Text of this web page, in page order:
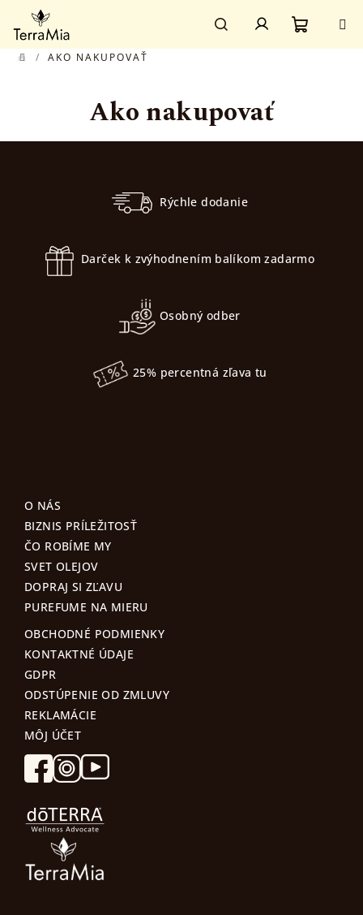
obsah
Hľadať
Prihlásenie
DOMOV
/ AKO NAKUPOVAŤ
Ako nakupovať
Rýchle dodanie
Darček k zvýhodnením balíkom zadarmo
Osobný odber
25% percentná zľava tu
O NÁS
BIZNIS PRÍLEŽITOSŤ
ČO ROBÍME MY
SVET OLEJOV
DOPRAJ SI ZĽAVU
PUREFUME NA MIERU
OBCHODNÉ PODMIENKY
KONTAKTNÉ ÚDAJE
GDPR
ODSTÚPENIE OD ZMLUVY
REKLAMÁCIE
MÔJ ÚČET